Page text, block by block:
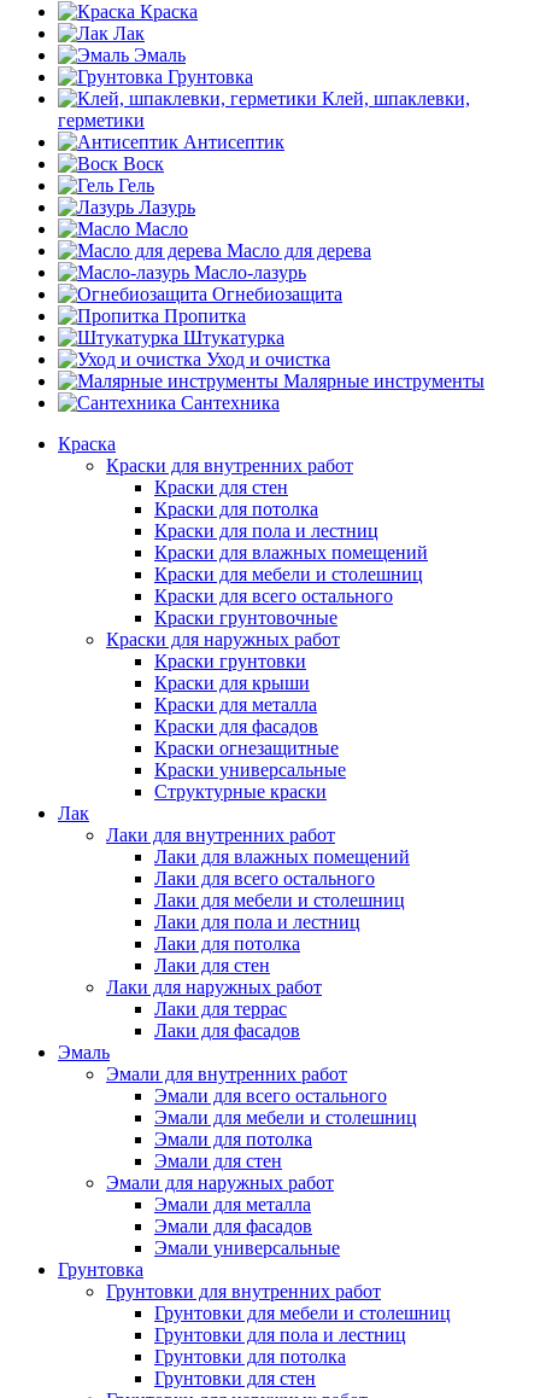
Краска
Лак
Эмаль
Грунтовка
Клей, шпаклевки,
герметики
Антисептик
Воск
Гель
Лазурь
Масло
Масло для дерева
Масло-лазурь
Огнебиозащита
Пропитка
Штукатурка
Уход и очистка
Малярные инструменты
Сантехника
Краска
Краски для внутренних работ
Краски для стен
Краски для потолка
Краски для пола и лестниц
Краски для влажных помещений
Краски для мебели и столешниц
Краски для всего остального
Краски грунтовочные
Краски для наружных работ
Краски грунтовки
Краски для крыши
Краски для металла
Краски для фасадов
Краски огнезащитные
Краски универсальные
Структурные краски
Лак
Лаки для внутренних работ
Лаки для влажных помещений
Лаки для всего остального
Лаки для мебели и столешниц
Лаки для пола и лестниц
Лаки для потолка
Лаки для стен
Лаки для наружных работ
Лаки для террас
Лаки для фасадов
Эмаль
Эмали для внутренних работ
Эмали для всего остального
Эмали для мебели и столешниц
Эмали для потолка
Эмали для стен
Эмали для наружных работ
Эмали для металла
Эмали для фасадов
Эмали универсальные
Грунтовка
Грунтовки для внутренних работ
Грунтовки для мебели и столешниц
Грунтовки для пола и лестниц
Грунтовки для потолка
Грунтовки для стен